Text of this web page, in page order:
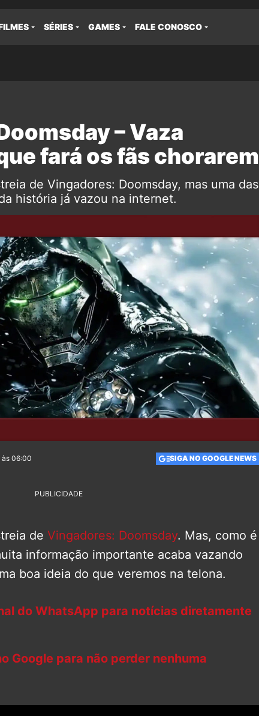
SÉRIES GAMES FALE CONOSCO
– Vaza
fará os fãs chorarem
de Vingadores: Doomsday, mas uma das
história já vazou na internet.
às 06:00 SIGA NO GOOGLE NEWS
PUBLICIDADE
de Vingadores: Doomsday. Mas, como é
informação importante acaba vazando
boa ideia do que veremos na telona.
do WhatsApp para notícias diretamente
Google para não perder nenhuma